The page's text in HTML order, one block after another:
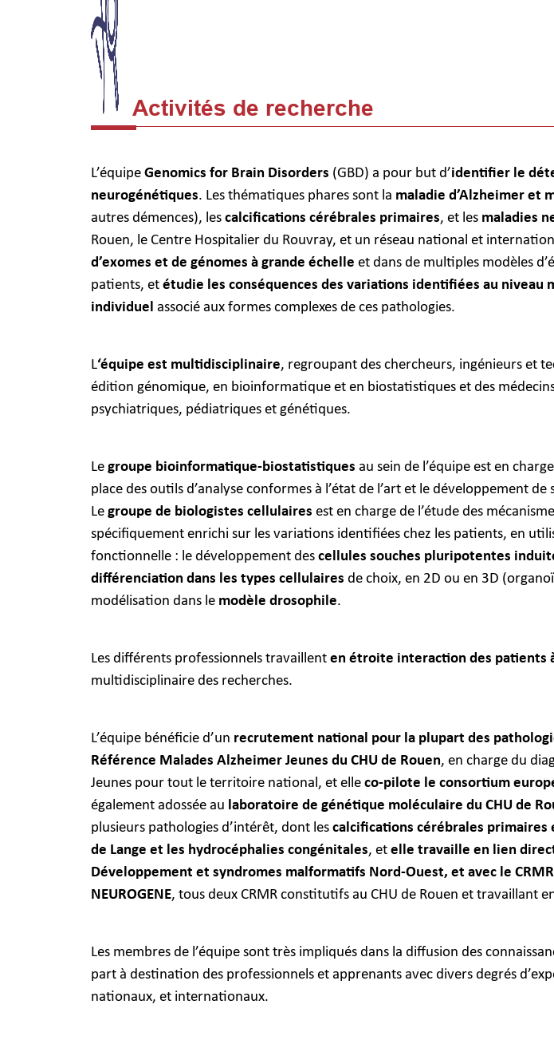
Activités de recherche
L’équipeGenomics for Brain Disorders (GBD) a pour but d’identifier le
neurogénétiques. Les thématiques phares sont la maladie d’Alzheimer et
autres démences), lescalcifications cérébrales primaires, et les maladies
Rouen, le Centre Hospitalier du Rouvray, et un réseau national et
d’exomes et de génomes à grande échelle et dans de multiples modèles
patients, etétudie les conséquences des variations identifiées au
individuel associé aux formes complexes de ces pathologies.
L‘équipe est multidisciplinaire, regroupant des chercheurs, ingénieurs et
édition génomique, en bioinformatique et en biostatistiques et des
psychiatriques, pédiatriques et génétiques.
Legroupe bioinformatique-biostatistiques au sein de l’équipe est en
place des outils d’analyse conformes à l’état de l’art et le développement de
Legroupe de biologistes cellulaires est en charge de l’étude des
spécifiquement enrichi sur les variations identifiées chez les patients, en
fonctionnelle : le développement descellules souches pluripotentes
différenciation dans les types cellulaires de choix, en 2D ou en 3D
modélisation dans le modèle drosophile.
Les différents professionnels travaillenten étroite interaction des patients
multidisciplinaire des recherches.
L’équipe bénéficie d’un recrutement national pour la plupart des
Référence Malades Alzheimer Jeunes du CHU de Rouen, en charge du
Jeunes pour tout le territoire national, et elleco-pilote le consortium
également adossée au laboratoire de génétique moléculaire du CHU de
plusieurs pathologies d’intérêt, dont lescalcifications cérébrales
de Lange et les hydrocéphalies congénitales, et elle travaille en lien
Développement et syndromes malformatifs Nord-Ouest, et avec le
NEUROGENE, tous deux CRMR constitutifs au CHU de Rouen et travaillant
Les membres de l’équipe sont très impliqués dans la diffusion des
part à destination des professionnels et apprenants avec divers degrés
nationaux, et internationaux.